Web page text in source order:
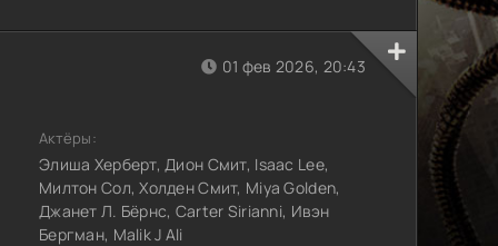
01 фев 2026, 20:43
Актёры:
Элиша Херберт, Дион Смит, Isaac Lee,
Милтон Сол, Холден Смит, Miya Golden,
Джанет Л. Бёрнс, Carter Sirianni, Ивэн
Бергман, Malik J Ali